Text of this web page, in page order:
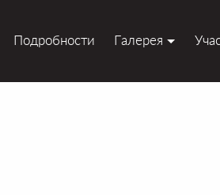
Подробности Галерея